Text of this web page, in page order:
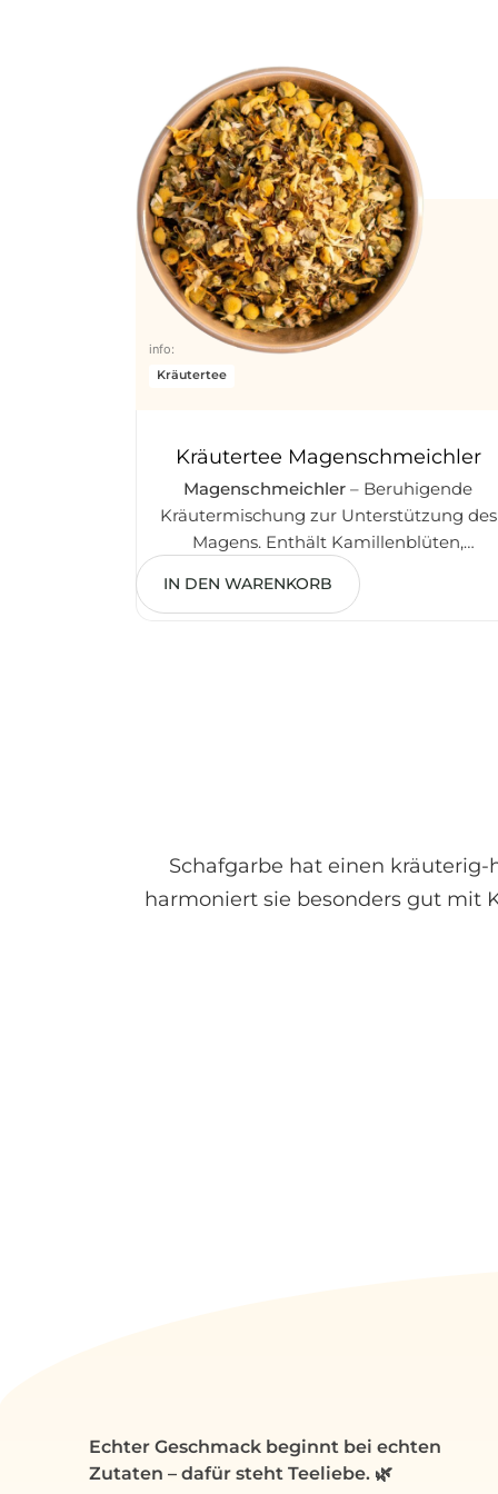
info:
Kräutertee
Kräutertee Magenschmeichler
Magenschmeichler – Beruhigende
Kräutermischung zur Unterstützung des
Magens. Enthält Kamillenblüten,
Pfefferminze, Schafgarbenkraut und
Ringelblumen. Ideal für ein
€
IN DEN WARENKORB
Schafgarbe hat einen
harmoniert sie besonders gut mit
Echter Geschmack beginnt bei echten
Zutaten – dafür steht Teeliebe. 🌿